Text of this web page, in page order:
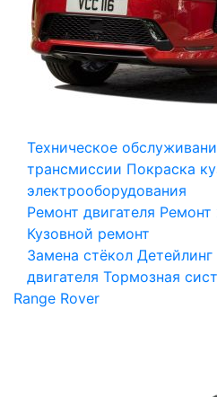
Техническое
трансмиссии Покраска
электрооборудования
Ремонт двигателя Ремонт
Кузовной ремонт
Замена стёкол Детейлинг
двигателя Тормозная
Range Rover